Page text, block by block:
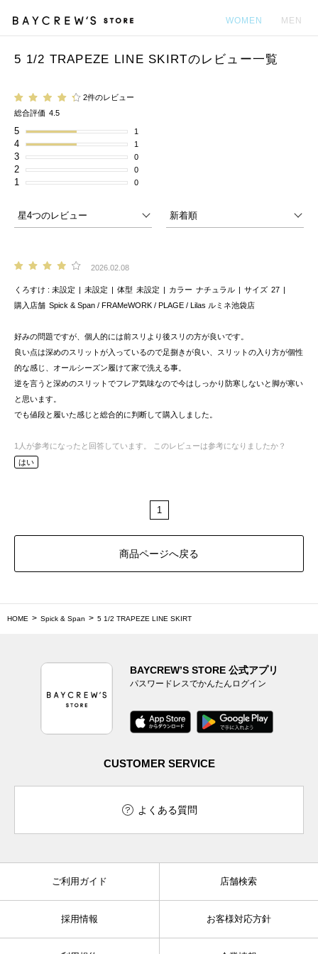
WOMEN MEN
5 1/2 TRAPEZE LINE SKIRTのレビュー一覧
2件のレビュー
総合評価 4.5
5 1
4 1
3 0
2 0
1 0
2026.02.08
くろすけ 未設定 未設定 体型 未設定 カラー ナチュラル サイズ 27
購入店舗 Spick & Span / FRAMeWORK / PLAGE / Lilas ルミネ池袋店
好みの問題ですが、個人的には前スリより後スリの方が良いです。
良い点は深めのスリットが入っているので足捌きが良い、スリットの入り方が個性
的な感じ、オールシーズン履けて家で洗える事。
逆を言うと深めのスリットでフレア気味なので今はしっかり防寒しないと脚が寒い
と思います。
でも値段と履いた感じと総合的に判断して購入しました。
1 人が参考になったと回答しています。
このレビューは参考になりましたか？
はい
1
商品ページへ戻る
HOME Spick & Span 5 1/2 TRAPEZE LINE SKIRT
BAYCREW’S STORE 公式アプリ
パスワードレスでかんたんログイン
CUSTOMER SERVICE
よくある質問
ご利用ガイド 店舗検索
採用情報 お客様対応方針